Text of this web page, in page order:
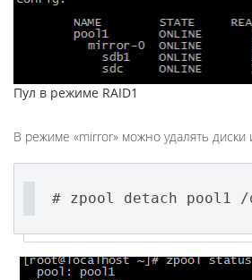
Пул в режиме RAID1
В режиме «mirror» можно удалять диски
# zpool detach pool1 /